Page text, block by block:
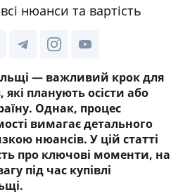
нюанси та вартість
— важливий крок для
які планують осісти або
Однак, процес
вимагає детального
нюансів. У цій статті
про ключові моменти, на
під час купівлі